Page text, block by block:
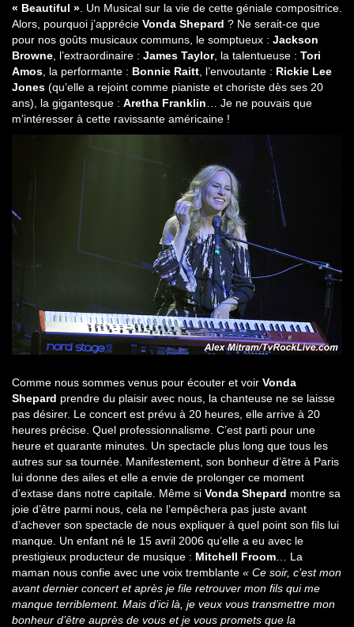
« Beautiful ». Un Musical sur la vie de cette géniale compositrice.
Alors, pourquoi j’apprécie Vonda Shepard ? Ne serait-ce que
pour nos goûts musicaux communs, le somptueux : Jackson
Browne, l’extraordinaire : James Taylor, la talentueuse : Tori
Amos, la performante : Bonnie Raitt, l’envoutante : Rickie Lee
Jones (qu’elle a rejoint comme pianiste et choriste dès ses 20
ans), la gigantesque : Aretha Franklin… Je ne pouvais que
m’intéresser à cette ravissante américaine !
Comme nous sommes venus pour écouter et voir Vonda
Shepard prendre du plaisir avec nous, la chanteuse ne se laisse
pas désirer. Le concert est prévu à 20 heures, elle arrive à 20
heures précise. Quel professionnalisme. C’est parti pour une
heure et quarante minutes. Un spectacle plus long que tous les
autres sur sa tournée. Manifestement, son bonheur d’être à Paris
lui donne des ailes et elle a envie de prolonger ce moment
d’extase dans notre capitale. Même si Vonda Shepard montre sa
joie d’être parmi nous, cela ne l’empêchera pas juste avant
d’achever son spectacle de nous expliquer à quel point son fils lui
manque. Un enfant né le 15 avril 2006 qu’elle a eu avec le
prestigieux producteur de musique : Mitchell Froom … La
maman nous confie avec une voix tremblante « Ce soir, c’est mon
avant dernier concert et après je file retrouver mon fils qui me
manque terriblement. Mais d’ici là, je veux vous transmettre mon
bonheur d’être auprès de vous et je vous promets que la